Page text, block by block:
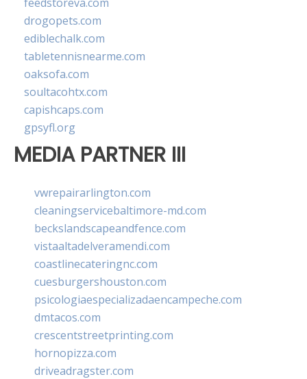
drogopets.com
ediblechalk.com
tabletennisnearme.com
oaksofa.com
soultacohtx.com
capishcaps.com
gpsyfl.org
MEDIA PARTNER III
vwrepairarlington.com
cleaningservicebaltimore-md.com
beckslandscapeandfence.com
vistaaltadelveramendi.com
coastlinecateringnc.com
cuesburgershouston.com
psicologiaespecializadaencampeche.com
dmtacos.com
crescentstreetprinting.com
hornopizza.com
driveadragster.com